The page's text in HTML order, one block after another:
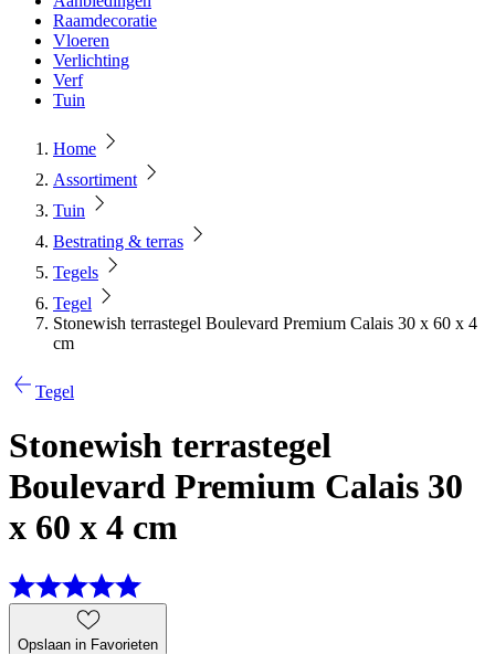
Raamdecoratie
Vloeren
Verlichting
Verf
Tuin
Home
Assortiment
Tuin
Bestrating & terras
Tegels
Tegel
Stonewish terrastegel Boulevard Premium Calais 30 x 60 x 4
cm
Tegel
Stonewish terrastegel
Boulevard Premium Calais 30
x 60 x 4 cm
Opslaan in Favorieten